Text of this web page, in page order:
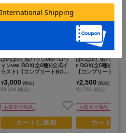
ぼのぼの_缶バッジ06/ハロウ
ィンver. BOX(全6種)(公式イ
ラスト)【コンプリートBOX
¥3,000 (税抜)
¥3,300 (税込)
お取寄せ商品
カートに追加
ぼのぼの_缶バッジ
r. BOX(全5種)(公式
【コンプリート
¥2,500 (税抜)
¥2,750 (税込)
お取寄せ商品
カートに